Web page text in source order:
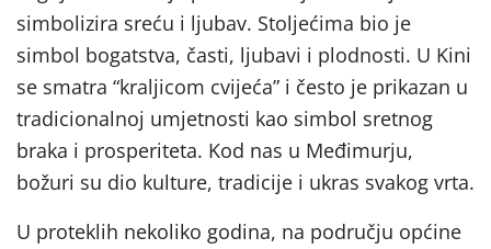
simbolizira sreću i ljubav. Stoljećima bio je
simbol bogatstva, časti, ljubavi i plodnosti. U Kini
se smatra “kraljicom cvijeća” i često je prikazan u
tradicionalnoj umjetnosti kao simbol sretnog
braka i prosperiteta. Kod nas u Međimurju,
božuri su dio kulture, tradicije i ukras svakog vrta.
U proteklih nekoliko godina, na području općine